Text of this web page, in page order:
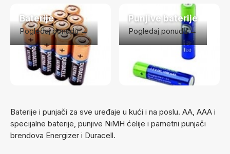
Baterije
Pogledaj ponudu →
Punjive baterije
Pogledaj ponudu →
Baterije i punjači za sve uređaje u kući i na poslu. AA, AAA i
specijalne baterije, punjive NiMH ćelije i pametni punjači
brendova Energizer i Duracell.